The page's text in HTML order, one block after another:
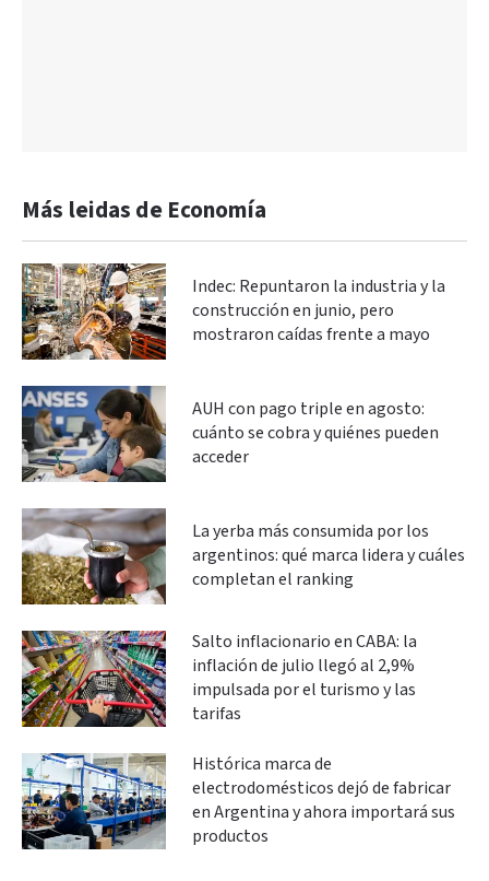
Más leidas de Economía
Indec: Repuntaron la industria y la
construcción en junio, pero
mostraron caídas frente a mayo
AUH con pago triple en agosto:
cuánto se cobra y quiénes pueden
acceder
La yerba más consumida por los
argentinos: qué marca lidera y cuáles
completan el ranking
Salto inflacionario en CABA: la
inflación de julio llegó al 2,9%
impulsada por el turismo y las
tarifas
Histórica marca de
electrodomésticos dejó de fabricar
en Argentina y ahora importará sus
productos